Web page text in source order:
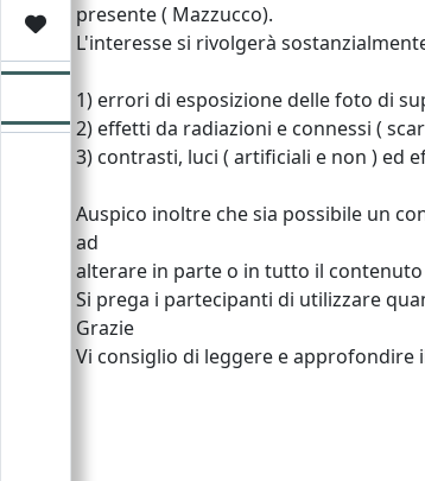
Video
Forum
Donazione
presente ( Mazzucco).
L'interesse si rivolgerà
1) errori di esposizione delle foto di
2) effetti da radiazioni e connessi (
3) contrasti, luci ( artificiali e non ) ed
Auspico inoltre che sia possibile un
ad
alterare in parte o in tutto il
Si prega i partecipanti di utilizzare
Grazie
Vi consiglio di leggere e